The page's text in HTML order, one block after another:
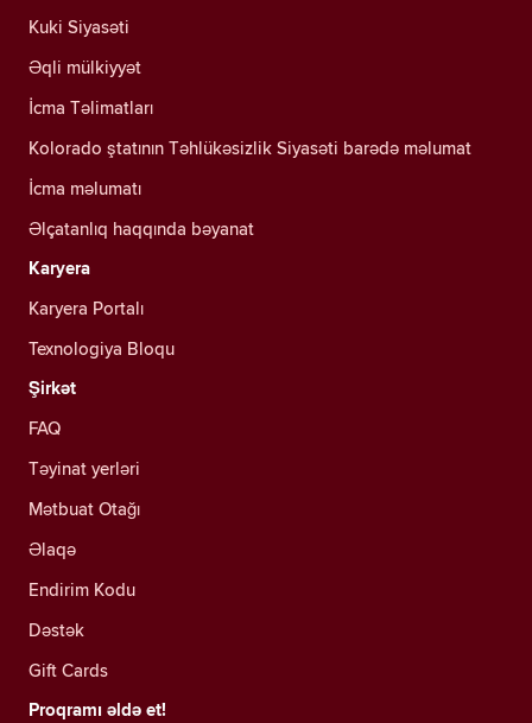
Kuki Siyasəti
Əqli mülkiyyət
İcma Təlimatları
Kolorado ştatının Təhlükəsizlik Siyasəti barədə məlumat
İcma məlumatı
Əlçatanlıq haqqında bəyanat
Karyera
Karyera Portalı
Texnologiya Bloqu
Şirkət
FAQ
Təyinat yerləri
Mətbuat Otağı
Əlaqə
Endirim Kodu
Dəstək
Gift Cards
Proqramı əldə et!